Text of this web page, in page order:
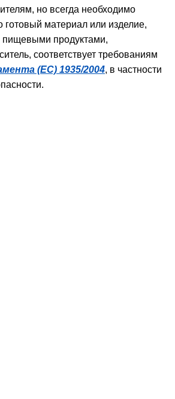
но всегда необходимо
готовый материал или изделие,
пищевыми продуктами,
соответствует требованиям
(ЕС) 1935/2004, в частности